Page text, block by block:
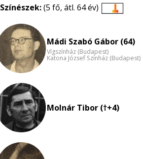
Színészek:(5 fő, átl. 64 év)
nagyítása
Mádi Szabó Gábor (64)
Vígszínház (Budapest)
Katona József Színház (Budapest)
Molnár Tibor (†+4)